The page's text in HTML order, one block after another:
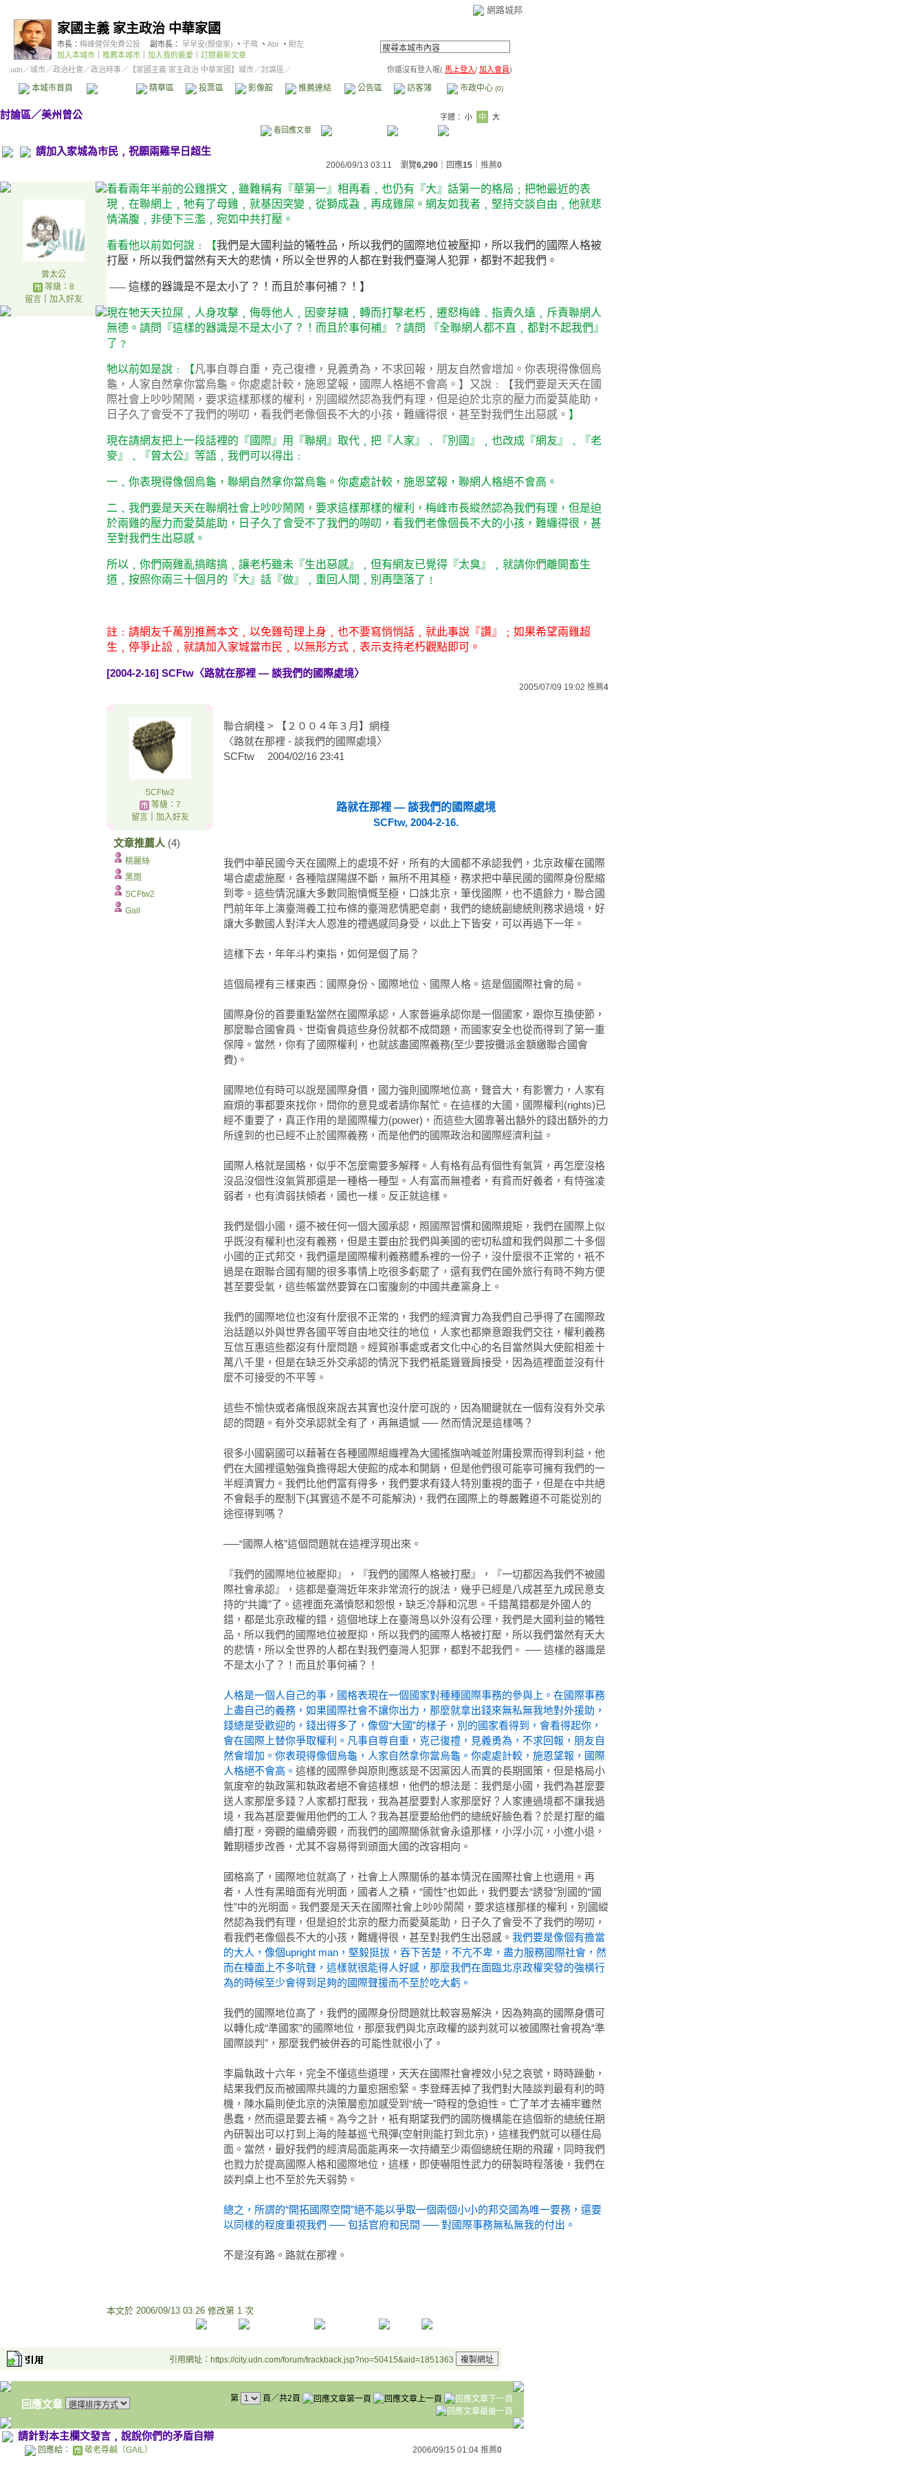
網路城邦
家國主義 家主政治 中華家國
市長： 梅峰健保免費公投 副市長： 早早安(顏俊家) 、 子鳴 、 Abr 、 尉左
加入本城市
推薦本城市 加入我的最愛
訂閱最新文章
udn／城市／政治社會 ／政治時事／ 【家國主義 家主政治 中華家國】城市／討論區／ 你還沒有登入喔( 馬上登入/ 加入會員)
本城市首頁 精華區 投票區 影像館 推薦連結 公告區 訪客簿 市政中心 (0)
討論區／美州曾公 字體： 小 中
大
看回應文章
請加入家城為市民﹐祝願兩雞早日超生
2006/09/13 03:11 瀏覽6,290 ｜回應15 推薦0
曾太公
等級：8
留言｜ 加入好友
看看兩年半前的公雞撰文﹐雖難稱有『華第一』相再看﹐也仍有『大』話第一的格局﹔把牠最近的表
現﹐在聯網上﹐牠有了母雞﹐就基因突變﹐從獅成蝨﹐再成雞屎。網友如我者﹐堅持交談自由﹐他就悲
情滿腹﹐非使下三濫﹐宛如中共打壓。
看看他以前如何說﹕【我們是大國利益的犧牲品，所以我們的國際地位被壓抑，所以我們的國際人格被
打壓，所以我們當然有天大的悲情，所以全世界的人都在對我們臺灣人犯罪，都對不起我們。
—– 這樣的器識是不是太小了？！而且於事何補？！】
現在牠天天拉屎﹐人身攻擊﹐侮辱他人﹐因麥芽糖﹐轉而打擊老朽﹐遷怒梅峰﹑指責久遠﹐斥責聯網人
無德。請問『這樣的器識是不是太小了？！而且於事何補』？請問
『全聯網人都不直﹐都對不起我們』
了﹖
牠以前如是說﹕【凡事自尊自重，克己復禮，見義勇為，不求回報，朋友自然會增加。你表現得像個烏
龜，人家自然拿你當烏龜。你處處計較，施恩望報，國際人格絕不會高。】又說﹕【我們要是天天在國
際社會上吵吵鬧鬧，要求這樣那樣的權利，別國縱然認為我們有理，但是迫於北京的壓力而愛莫能助，
日子久了會受不了我們的嘮叨，看我們老像個長不大的小孩，難纏得很，甚至對我們生出惡感。 】
現在請網友把上一段話裡的『國際』用『聯網』取代﹐把『人家』﹑『別國』﹐也改成『網友』﹑『老
麥』﹑『曾太公』等語﹐我們可以得出﹕
一﹑你表現得像個烏龜，聯網自然拿你當烏龜。你處處計較，施恩望報，聯網人格絕不會高。
二﹑我們要是天天在聯網社會上吵吵鬧鬧，要求這樣那樣的權利，梅峰市長縱然認為我們有理，但是迫
於兩雞的壓力而愛莫能助，日子久了會受不了我們的嘮叨，看我們老像個長不大的小孩，難纏得很，甚
至對我們生出惡感。
所以﹐你們兩雞亂搞瞎搞﹐讓老朽雖未『生出惡感』﹐但有網友已覺得『太臭』﹐就請你們離開畜生
道﹐按照你兩三十個月的『大』話『做』﹐重回人間﹐別再墮落了﹗
註﹕請網友千萬別推薦本文﹐以免雞苟理上身﹐也不要寫悄悄話﹐就此事說『讚』﹔如果希望兩雞超
生﹐停爭止訟﹐就請加入家城當市民﹐以無形方式﹐表示支持老朽觀點即可。
[2004-2-16] SCFtw〈路就在那裡 — 談我們的國際處境〉
2005/07/09 19:02 推薦4
SCFtw2
等級：7
留言｜ 加入好友
文章推薦人 (4)
桃麗絲
黑雨
SCFtw2
Gail
聯合網棧 > 【２００４年３月】網棧
〈路就在那裡 - 談我們的國際處境〉
SCFtw 2004/02/16 23:41
路就在那裡 — 談我們的國際處境
SCFtw, 2004-2-16.
我們中華民國今天在國際上的處境不好，所有的大國都不承認我們，北京政權在國際
場合處處施壓，各種陰謀陽謀不斷，無所不用其極，務求把中華民國的國際身份壓縮
到零。這些情況讓大多數同胞憤慨至極，口誅北京，筆伐國際，也不遺餘力，聯合國
門前年年上演臺灣義工拉布條的臺灣悲情肥皂劇，我們的總統副總統則務求過境，好
讓大多數國人對洋大人恩准的禮遇感同身受，以此上下皆安，可以再過下一年。
這樣下去，年年斗杓東指，如何是個了局？
這個局裡有三樣東西：國際身份、國際地位、國際人格。這是個國際社會的局。
國際身份的首要重點當然在國際承認，人家普遍承認你是一個國家，跟你互換使節，
那麼聯合國會員、世衛會員這些身份就都不成問題，而國家安全也從而得到了第一重
保障。當然，你有了國際權利，也就該盡國際義務(至少要按攤派金額繳聯合國會
費)。
國際地位有時可以說是國際身價，國力強則國際地位高，聲音大，有影響力，人家有
麻煩的事都要來找你，問你的意見或者請你幫忙。在這樣的大國，國際權利(rights)已
經不重要了，真正作用的是國際權力(power)，而這些大國靠著出額外的錢出額外的力
所達到的也已經不止於國際義務，而是他們的國際政治和國際經濟利益。
國際人格就是國格，似乎不怎麼需要多解釋。人有格有品有個性有氣質，再怎麼沒格
沒品沒個性沒氣質那還是一種格一種型。人有富而無禮者，有貧而好義者，有恃強凌
弱者，也有濟弱扶傾者，國也一樣。反正就這樣。
我們是個小國，還不被任何一個大國承認，照國際習慣和國際規矩，我們在國際上似
乎既沒有權利也沒有義務，但是主要由於我們與美國的密切私誼和我們與那二十多個
小國的正式邦交，我們還是國際權利義務體系裡的一份子，沒什麼很不正常的，衹不
過是在跟聯合國有關的很多事情上吃很多虧罷了，還有我們在國外旅行有時不夠方便
甚至要受氣，這些帳當然要算在口蜜腹劍的中國共產黨身上。
我們的國際地位也沒有什麼很不正常的，我們的經濟實力為我們自己爭得了在國際政
治話題以外與世界各國平等自由地交往的地位，人家也都樂意跟我們交往，權利義務
互信互惠這些都沒有什麼問題。經貿辦事處或者文化中心的名目當然與大使館相差十
萬八千里，但是在缺乏外交承認的情況下我們衹能聳聳肩接受，因為這裡面並沒有什
麼不可接受的不平等。
這些不愉快或者痛恨說來說去其實也沒什麼可說的，因為關鍵就在一個有沒有外交承
認的問題。有外交承認就全有了，再無遺憾 —– 然而情況是這樣嗎？
很多小國窮國可以藉著在各種國際組織裡為大國搖旗吶喊並附庸投票而得到利益，他
們在大國裡還勉強負擔得起大使館的成本和開銷，但是他們很可能寧可擁有我們的一
半經濟實力。我們比他們富有得多，我們要求有錢人特別重視的面子，但是在中共絕
不會鬆手的壓制下(其實這不是不可能解決)，我們在國際上的尊嚴難道不可能從別的
途徑得到嗎？
—–“國際人格”這個問題就在這裡浮現出來。
『我們的國際地位被壓抑』，『我們的國際人格被打壓』，『一切都因為我們不被國
際社會承認』，這都是臺灣近年來非常流行的說法，幾乎已經是八成甚至九成民意支
持的“共識”了。這裡面充滿憤怒和怨恨，缺乏冷靜和沉思。千錯萬錯都是外國人的
錯，都是北京政權的錯，這個地球上在臺灣島以外沒有公理，我們是大國利益的犧牲
品，所以我們的國際地位被壓抑，所以我們的國際人格被打壓，所以我們當然有天大
的悲情，所以全世界的人都在對我們臺灣人犯罪，都對不起我們。 —– 這樣的器識是
不是太小了？！而且於事何補？！
人格是一個人自己的事，國格表現在一個國家對種種國際事務的參與上。在國際事務
上盡自己的義務，如果國際社會不讓你出力，那麼就拿出錢來無私無我地對外援助，
錢總是受歡迎的，錢出得多了，像個“大國”的樣子，別的國家看得到，會看得起你，
會在國際上替你爭取權利。凡事自尊自重，克己復禮，見義勇為，不求回報，朋友自
然會增加。你表現得像個烏龜，人家自然拿你當烏龜。你處處計較，施恩望報，國際
人格絕不會高。 這樣的國際參與原則應該是不因黨因人而異的長期國策，但是格局小
氣度窄的執政黨和執政者絕不會這樣想，他們的想法是：我們是小國，我們為甚麼要
送人家那麼多錢？人家都打壓我，我為甚麼要對人家那麼好？人家連過境都不讓我過
境，我為甚麼要僱用他們的工人？我為甚麼要給他們的總統好臉色看？於是打壓的繼
續打壓，旁觀的繼續旁觀，而我們的國際關係就會永遠那樣，小浮小沉，小進小退，
難期穩步改善，尤其不容易得到頭面大國的改容相向。
國格高了，國際地位就高了，社會上人際關係的基本情況在國際社會上也適用。再
者，人性有黑暗面有光明面，國者人之積，“國性”也如此，我們要去“誘發”別國的“國
性”中的光明面。我們要是天天在國際社會上吵吵鬧鬧，要求這樣那樣的權利，別國縱
然認為我們有理，但是迫於北京的壓力而愛莫能助，日子久了會受不了我們的嘮叨，
看我們老像個長不大的小孩，難纏得很，甚至對我們生出惡感。 我們要是像個有擔當
的大人，像個upright man，堅毅挺拔，吞下苦楚，不亢不卑，盡力服務國際社會，然
而在檯面上不多吭聲，這樣就很能得人好感，那麼我們在面臨北京政權突發的強橫行
為的時候至少會得到足夠的國際聲援而不至於吃大虧。
我們的國際地位高了，我們的國際身份問題就比較容易解決，因為夠高的國際身價可
以轉化成“準國家”的國際地位，那麼我們與北京政權的談判就可以被國際社會視為“準
國際談判”，那麼我們被併吞的可能性就很小了。
李扁執政十六年，完全不懂這些道理，天天在國際社會裡效小兒之哀號，時時躁動，
結果我們反而被國際共識的力量愈捆愈緊。李登輝丟掉了我們對大陸談判最有利的時
機，陳水扁則使北京的決策層愈加感受到“統一”時程的急迫性。亡了羊才去補牢雖然
愚蠢，然而還是要去補。為今之計，衹有期望我們的國防機構能在這個新的總統任期
內研製出可以打到上海的陸基巡弋飛彈(空射則能打到北京)，這樣我們就可以穩住局
面。當然，最好我們的經濟局面能再來一次持續至少兩個總統任期的飛躍，同時我們
也戮力於提高國際人格和國際地位，這樣，即使嚇阻性武力的研製時程落後，我們在
談判桌上也不至於先天弱勢。
總之，所謂的“開拓國際空間”絕不能以爭取一個兩個小小的邦交國為唯一要務，還要
以同樣的程度重視我們 —– 包括官府和民間 —– 對國際事務無私無我的付出。
不是沒有路。路就在那裡。
本文於 2006/09/13 03:26 修改第 1 次
引用網址：https://city.udn.com/forum/trackback.jsp?no=50415&aid=1851363
回應文章 第 頁／共2頁
請針對本主欄文發言﹐說說你們的矛盾自辯
回應給： 敬老尊鹹（GAIL） 2006/09/15 01:04 推薦0